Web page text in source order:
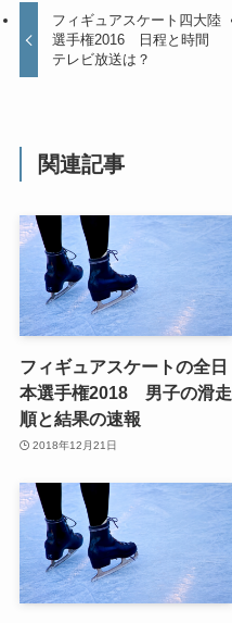
フィギュアスケート四大陸
選手権2016 日程と時間
テレビ放送は？
関連記事
フィギュアスケートの全日
本選手権2018 男子の滑走
順と結果の速報
2018年12月21日